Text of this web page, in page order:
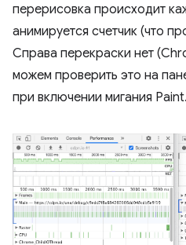
перерисовка происходит
анимируется счетчик (что
Справа перекраски нет
можем проверить это на
при включении мигания Paint.